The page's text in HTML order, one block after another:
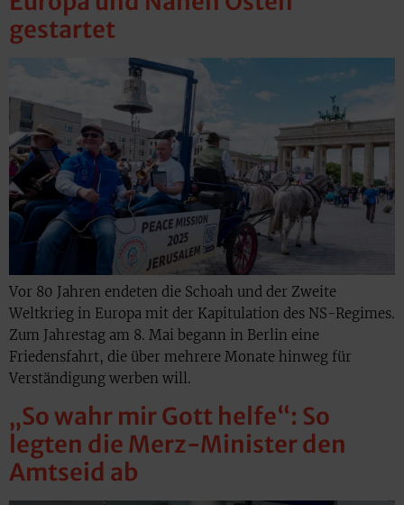
gestartet
Vor 80 Jahren endeten die Schoah und der Zweite
Weltkrieg in Europa mit der Kapitulation des NS-Regimes.
Zum Jahrestag am 8. Mai begann in Berlin eine
Friedensfahrt, die über mehrere Monate hinweg für
Verständigung werben will.
„So wahr mir Gott helfe“: So
legten die Merz-Minister den
Amtseid ab